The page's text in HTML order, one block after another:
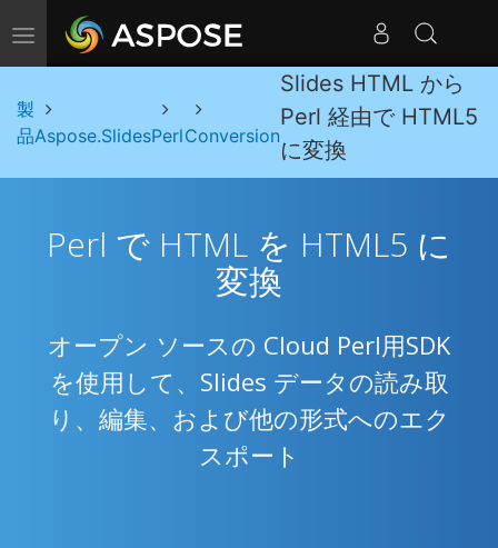
ナビゲーションの切り替え
製
品Aspose.SlidesPerlConversion
Slides HTML から
Perl 経由で HTML5
に変換
Perl で HTML を HTML5 に
変換
オープン ソースの Cloud Perl用SDK
を使用して、Slides データの読み取
り、編集、および他の形式へのエク
スポート